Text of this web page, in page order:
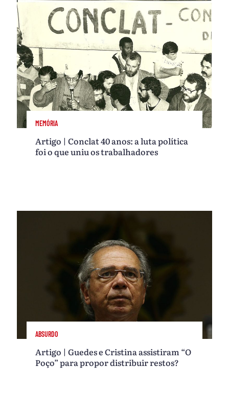
MEMÓRIA
Artigo | Conclat 40 anos: a luta política
foi o que uniu os trabalhadores
ABSURDO
Artigo | Guedes e Cristina assistiram “O
Poço” para propor distribuir restos?